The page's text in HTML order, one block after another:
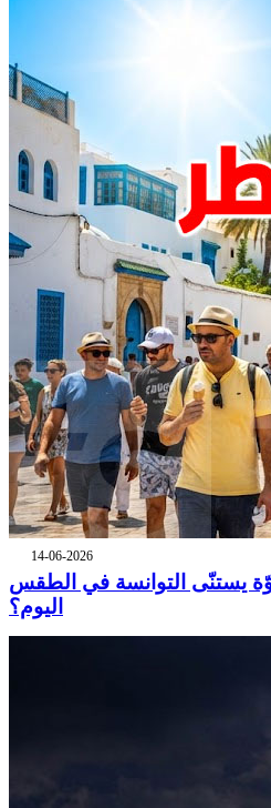
14-06-2026
يستنّى التوانسة في الطقس
اليوم؟